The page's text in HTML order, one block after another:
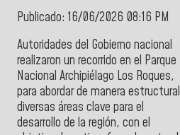
Publicado: 16/06/2026 08:16 PM
Autoridades del Gobierno nacional
realizaron un recorrido en el Parque
Nacional Archipiélago Los Roques,
para abordar de manera estructural
diversas áreas clave para el
desarrollo de la región, con el